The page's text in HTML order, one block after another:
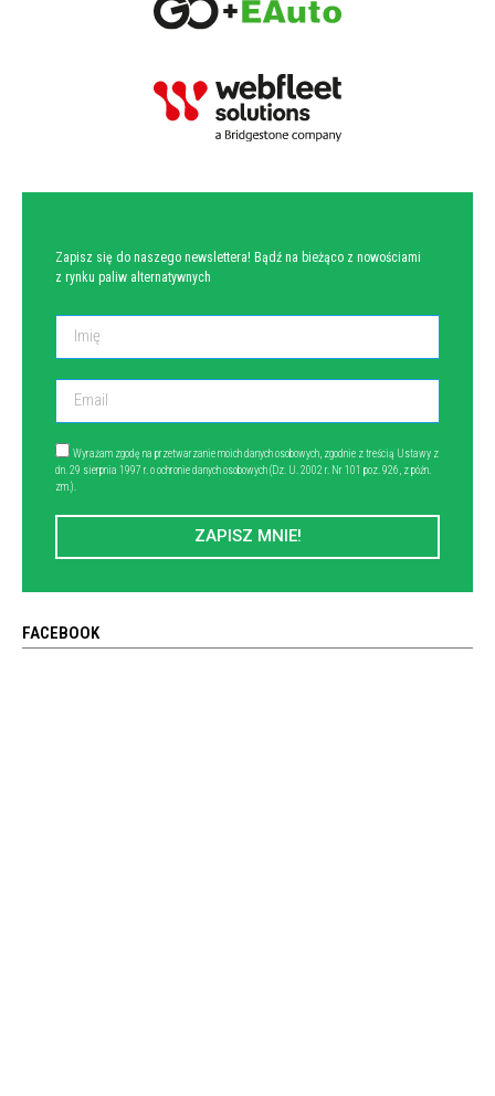
Zapisz się do naszego newslettera! Bądź na bieżąco z nowościami
z rynku paliw alternatywnych
Wyrażam zgodę na przetwarzanie moich danych osobowych, zgodnie z treścią Ustawy z
dn. 29 sierpnia 1997 r. o ochronie danych osobowych (Dz. U. 2002 r. Nr 101 poz. 926, z późn.
zm.).
ZAPISZ MNIE!
FACEBOOK